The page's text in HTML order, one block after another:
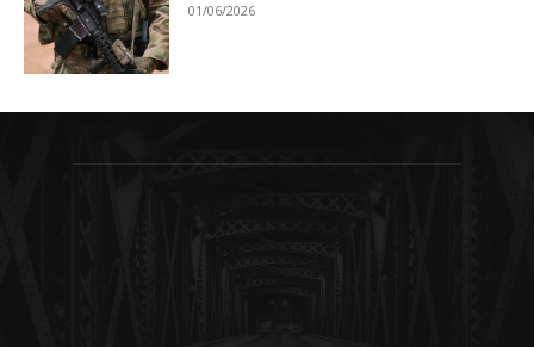
01/06/2026